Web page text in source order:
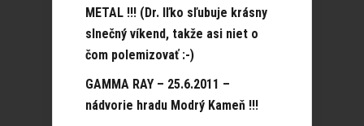
METAL !!! (Dr. Iľko sľubuje krásny
slnečný víkend, takže asi niet o
čom polemizovať :-)
GAMMA RAY – 25.6.2011 –
nádvorie hradu Modrý Kameň !!!